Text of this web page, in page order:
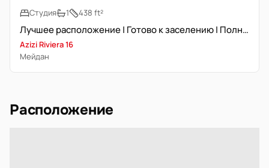
Студия
1 438 ft²
Лучшее расположение | Готово к заселению | Полностью меблирована
Azizi Riviera 16
Мейдан
Расположение